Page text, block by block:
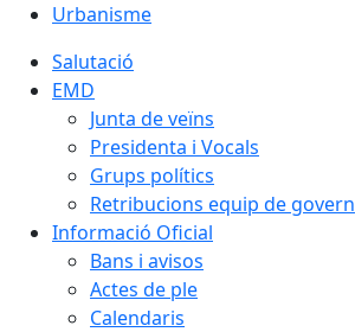
Urbanisme
Salutació
EMD
Junta de veïns
Presidenta i Vocals
Grups polítics
Retribucions equip de govern
Informació Oficial
Bans i avisos
Actes de ple
Calendaris